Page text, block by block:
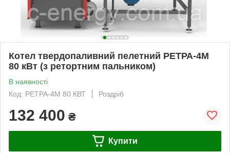
Котел твердопаливний пелетний РЕТРА-4М
80 кВт (з ретортним пальником)
В наявності
Код: РЕТРА-4М 80 КВТ
Роздріб
132 400 ₴
Купити